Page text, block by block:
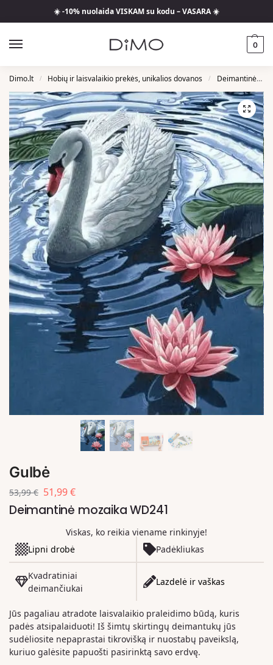
☀️ -10% nuolaida VISKAM su kodu – VASARA ☀️
0
Dimo.lt / Hobių ir laisvalaikio prekės, unikalios dovanos / Deimantinės Mozaikos
Gulbė
53,99€ 51,99€
Deimantinė mozaika WD241
Viskas, ko reikia viename rinkinyje!
Lipni drobė
Padėkliukas
Kvadratiniai
deimančiukai
Lazdelė ir vaškas
Jūs pagaliau atradote laisvalaikio praleidimo būdą, kuris
padės atsipalaiduoti! Iš šimtų skirtingų deimantukų jūs
sudėliosite nepaprastai tikrovišką ir nuostabų paveikslą,
kuriuo galėsite papuošti pasirinktą savo erdvę.